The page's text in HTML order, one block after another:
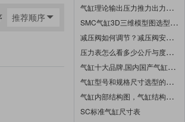
推荐顺序
气缸理论输出压力推力出力怎么计算公式及对照表
SMC气缸3D三维模型图选型样本手册软件2021下载
减压阀如何调节？减压阀安装示意图
压力表怎么看多少公斤与度数图解说明
气缸十大品牌,国内国产气缸有哪些品牌,气缸品牌前5位排名排行榜
气缸型号和规格尺寸选型的几个重要的参数图
气缸内部结构图，气缸结构组成详细介绍
SC标准气缸尺寸表